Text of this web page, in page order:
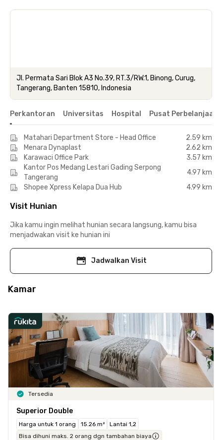
Jl. Permata Sari Blok A3 No.39, RT.3/RW.1, Binong, Curug,
Tangerang, Banten 15810, Indonesia
Perkantoran Universitas Hospital Pusat Perbelanjaan
Matahari Department Store - Head Office
2.59 km
Menara Dynaplast
2.62 km
Karawaci Office Park
3.57 km
Kantor Pos Medang Lestari Gading Serpong
Tangerang
4.97 km
Shopee Xpress Kelapa Dua Hub
4.99 km
Visit Hunian
Jika kamu ingin melihat hunian secara langsung, kamu bisa
menjadwakan visit ke hunian ini
Jadwalkan Visit
Kamar
Tersedia
Superior Double
Harga untuk 1 orang 15.26 m²
Lantai 1,2
Bisa dihuni maks. 2 orang dgn tambahan biaya